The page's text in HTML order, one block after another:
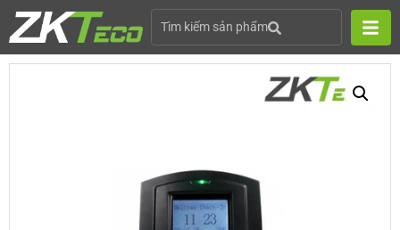
Tìm kiếm sản phẩm